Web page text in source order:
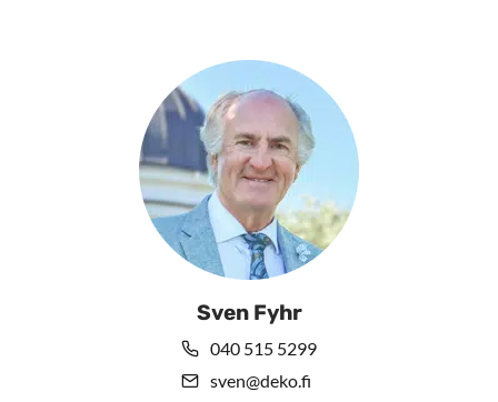
Sven Fyhr
040 515 5299
sven@deko.fi